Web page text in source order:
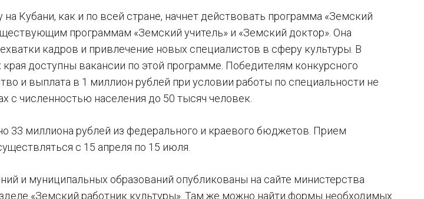
Кубани, как и по всей стране, начнет действовать программа «Земский
программам «Земский учитель» и «Земский доктор». Она
кадров и привлечение новых специалистов в сферу культуры. В
доступны вакансии по этой программе. Победителям конкурсного
и выплата в 1 миллион рублей при условии работы по специальности не
с численностью населения до 50 тысяч человек.
33 миллиона рублей из федерального и краевого бюджетов. Прием
с 15 апреля по 15 июля.
и муниципальных образований опубликованы на сайте министерства
«Земский работник культуры». Там же можно найти формы необходимых